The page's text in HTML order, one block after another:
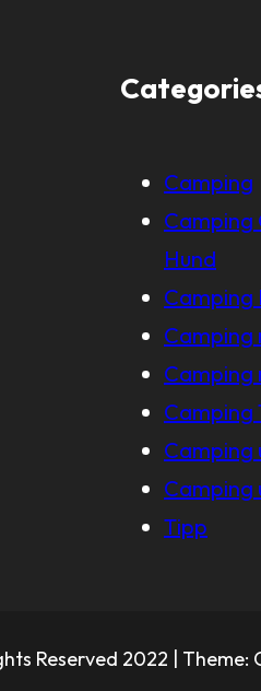
Camping
Camping
Hund
Camping
Camping
Camping
Camping
Camping
Camping
Tipp
Reserved 2022 | Theme: